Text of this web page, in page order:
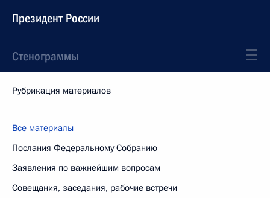
Президент России
Стенограммы
Рубрикация материалов
Все материалы
Послания Федеральному Собранию
Заявления по важнейшим вопросам
Совещания, заседания, рабочие встречи